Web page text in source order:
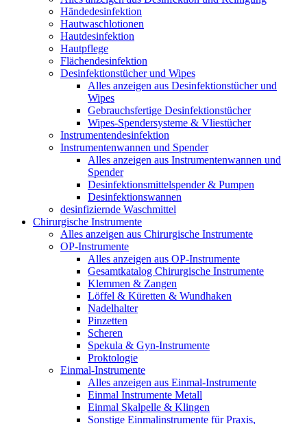
Händedesinfektion
Hautwaschlotionen
Hautdesinfektion
Hautpflege
Flächendesinfektion
Desinfektionstücher und Wipes
Alles anzeigen aus Desinfektionstücher und
Wipes
Gebrauchsfertige Desinfektionstücher
Wipes-Spendersysteme & Vliestücher
Instrumentendesinfektion
Instrumentenwannen und Spender
Alles anzeigen aus Instrumentenwannen und
Spender
Desinfektionsmittelspender & Pumpen
Desinfektionswannen
desinfiziernde Waschmittel
Chirurgische Instrumente
Alles anzeigen aus Chirurgische Instrumente
OP-Instrumente
Alles anzeigen aus OP-Instrumente
Gesamtkatalog Chirurgische Instrumente
Klemmen & Zangen
Löffel & Küretten & Wundhaken
Nadelhalter
Pinzetten
Scheren
Spekula & Gyn-Instrumente
Proktologie
Einmal-Instrumente
Alles anzeigen aus Einmal-Instrumente
Einmal Instrumente Metall
Einmal Skalpelle & Klingen
Sonstige Einmalinstrumente für Praxis,